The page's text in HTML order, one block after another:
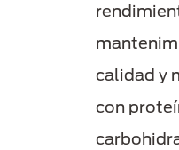
calidad y
con